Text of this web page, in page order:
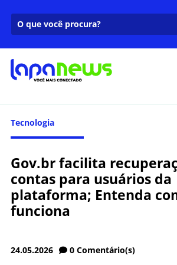
Tecnologia
Gov.br facilita
contas para usuários da
plataforma; Entenda
funciona
24.05.2026 0 Comentário(s)